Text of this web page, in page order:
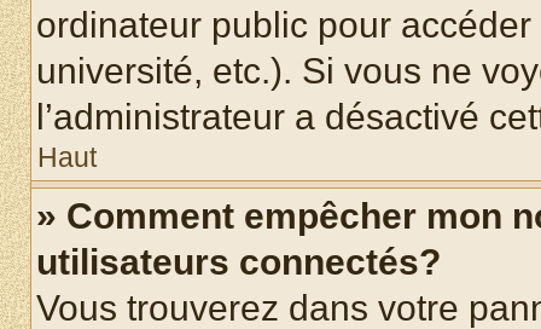
ordinateur public pour
université, etc.). Si vous ne
l’administrateur a désactivé
Haut
» Comment empêcher mon
utilisateurs connectés?
Vous trouverez dans votre